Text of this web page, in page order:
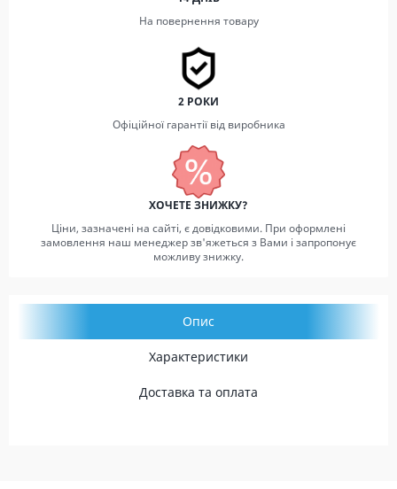
На повернення товару
2 РОКИ
Офіційної гарантії від виробника
ХОЧЕТЕ ЗНИЖКУ?
Ціни, зазначені на сайті, є довідковими. При оформлені
замовлення наш менеджер зв'яжеться з Вами і запропонує
можливу знижку.
Опис
Характеристики
Доставка та оплата